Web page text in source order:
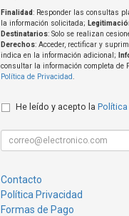
Finalidad: Responder las consultas
la información solicitada;
Destinatarios: Solo se realizan
Derechos: Acceder, rectificar y
indica en la información adicional;
consultar la información completa de
Política de Privacidad.
He leído y acepto la Política
Contacto
Política Privacidad
Formas de Pago